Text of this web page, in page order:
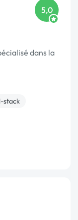
5,0
dans la
stack